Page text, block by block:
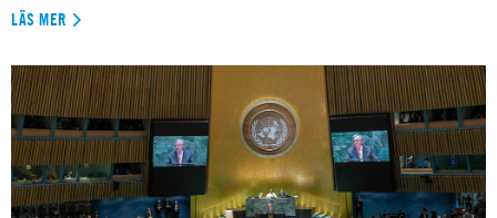
LÄS MER